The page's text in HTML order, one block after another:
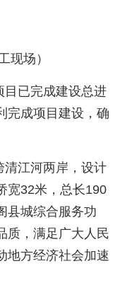
现场）
目已完成建设总进
完成项目建设，确
清江河两岸，设计
宽32米，总长190
县城综合服务功
质，满足广大人民
地方经济社会加速